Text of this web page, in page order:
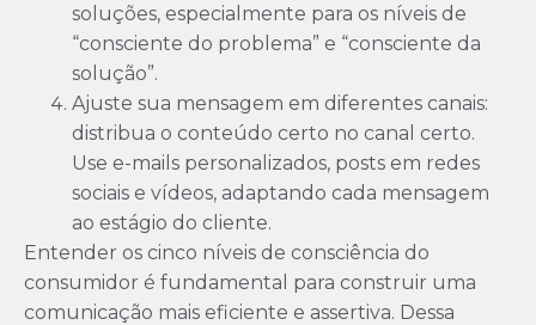
soluções, especialmente para os níveis de
“consciente do problema” e “consciente da
solução”.
Ajuste sua mensagem em diferentes canais:
distribua o conteúdo certo no canal certo.
Use e-mails personalizados, posts em redes
sociais e vídeos, adaptando cada mensagem
ao estágio do cliente.
Entender os cinco níveis de consciência do
consumidor é fundamental para construir uma
comunicação mais eficiente e assertiva. Dessa